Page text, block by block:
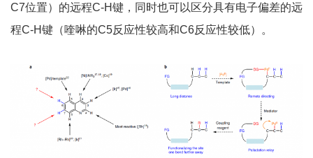
C7位置）的远程C-H键，同时也可以区分具有电子偏差的远
程C-H键（喹啉的C5反应性较高和C6反应性较低）。